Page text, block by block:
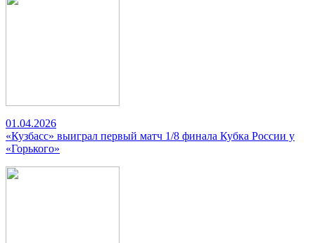
01.04.2026
«Кузбасс» выиграл первый матч 1/8 финала Кубка России у
«Горького»